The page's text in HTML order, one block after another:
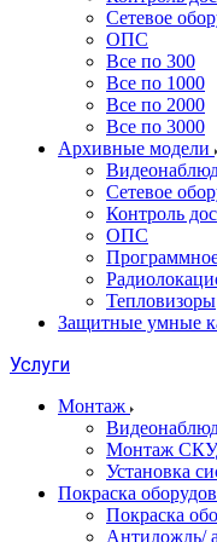
Сетевое
ОПС
Все по 300
Все по 1000
Все по 2000
Все по 3000
Архивные модели
Сетевое
Контроль
ОПС
Тепловизоры
Защитные умные
Услуги
Монтаж
Монтаж
Установка
Покраска
Покраска
Антидождь/